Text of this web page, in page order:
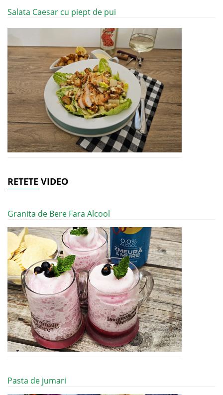
Salata Caesar cu piept de pui
RETETE VIDEO
Granita de Bere Fara Alcool
Pasta de jumari